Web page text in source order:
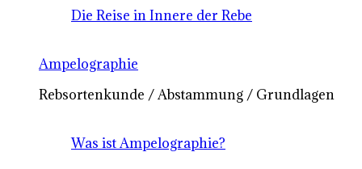
Die Reise in Innere der Rebe
Ampelographie
Rebsortenkunde / Abstammung / Grundlagen
Was ist Ampelographie?